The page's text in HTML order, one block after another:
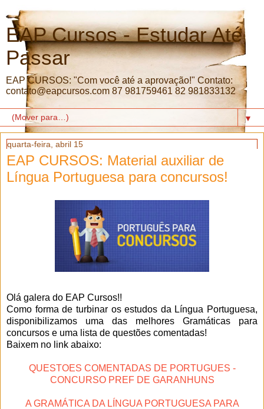
EAP Cursos - Estudar Até
Passar
EAP CURSOS: "Com você até a aprovação!" Contato:
contato@eapcursos.com 87 981759461 82 981833132
▼
quarta-feira, abril 15
EAP CURSOS: Material auxiliar de
Língua Portuguesa para concursos!
Olá galera do EAP Cursos!!
Como forma de turbinar os estudos da Língua Portuguesa,
disponibilizamos uma das melhores Gramáticas para
concursos e uma lista de questões comentadas!
Baixem no link abaixo:
QUESTOES COMENTADAS DE PORTUGUES -
CONCURSO PREF DE GARANHUNS
A GRAMÁTICA DA LÍNGUA PORTUGUESA PARA